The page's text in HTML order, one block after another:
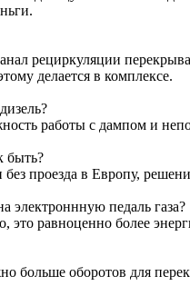
рециркуляции
делается в комплексе.
работы с дампом и
быть?
проезда в Европу,
электроннную педаль газа?
равноценно более
больше оборотов для